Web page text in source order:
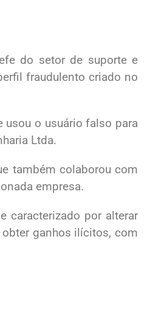
do setor de suporte e
fraudulento criado no
usou o usuário falso para
Ltda.
também colaborou com
empresa.
caracterizado por alterar
ganhos ilícitos, com